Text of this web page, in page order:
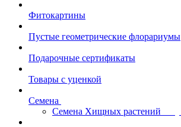
Фитокартины
Пустые геометрические флорариумы
Подарочные сертификаты
Товары с уценкой
Семена
Семена Хищных растений